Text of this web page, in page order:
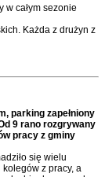
w całym sezonie
Każda z drużyn z
parking zapełniony
9 rano rozgrywany
pracy z gminy
się wielu
z pracy, a